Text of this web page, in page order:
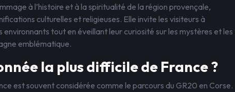
à l’histoire et à la spiritualité de la région provençale,
culturelles et religieuses. Elle invite les visiteurs à
tout en éveillant leur curiosité sur les mystères et les
emblématique.
la plus difficile de France ?
est souvent considérée comme le parcours du GR20 en Corse.